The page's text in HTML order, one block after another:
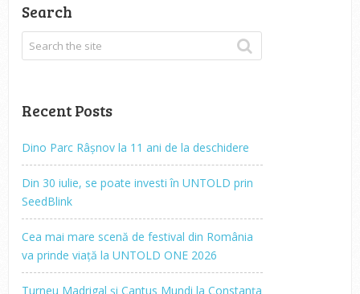
Search
Recent Posts
Dino Parc Râșnov la 11 ani de la deschidere
Din 30 iulie, se poate investi în UNTOLD prin
SeedBlink
Cea mai mare scenă de festival din România
va prinde viață la UNTOLD ONE 2026
Turneu Madrigal și Cantus Mundi la Constanța